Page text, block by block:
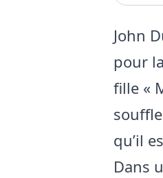
John
pour
fille «
qu’il
Dans